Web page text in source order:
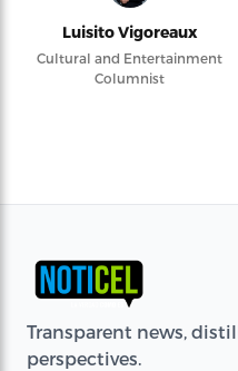
Luisito Vigoreaux
Cultural and Entertainment
Columnist
Transparent news,
perspectives.